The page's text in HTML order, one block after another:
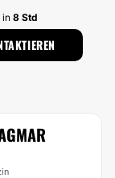
in8 Std